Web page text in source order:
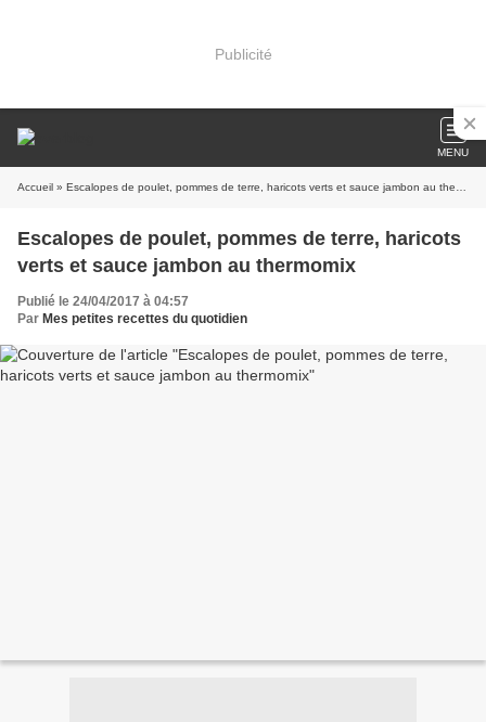
Publicité
MENU
Accueil » Escalopes de poulet, pommes de terre, haricots verts et sauce jambon au thermomix
Escalopes de poulet, pommes de terre, haricots
verts et sauce jambon au thermomix
Publié le 24/04/2017 à 04:57
Par Mes petites recettes du quotidien